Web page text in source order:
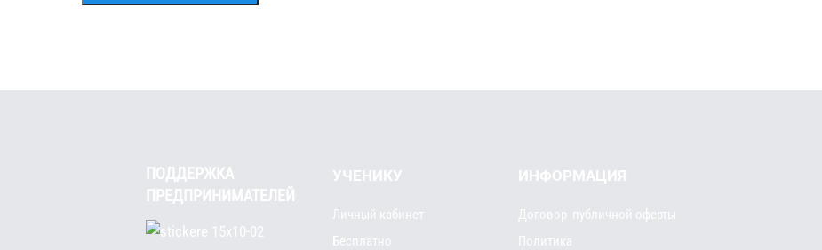
ПОДДЕРЖКА
ПРЕДПРИНИМАТЕЛЕЙ
УЧЕНИКУ
Личный кабинет
Бесплатно
ИНФОРМАЦИЯ
Договор публичной оферты
Политика